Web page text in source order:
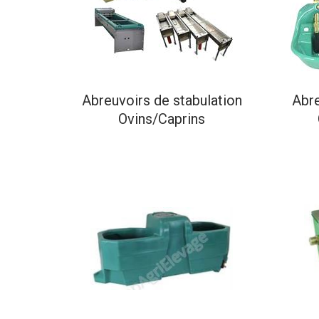
Abreuvoirs de stabulation
Ovins/Caprins